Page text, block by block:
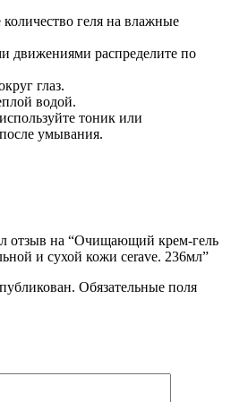
геля на влажные
движениями распределите по
глаз.
водой.
тоник или
умывания.
отзыв на “Очищающий крем-гель
и сухой кожи cerave. 236мл”
Обязательные поля